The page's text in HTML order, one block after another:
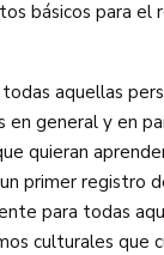
básicos para
aquellas
en general y en
quieran
primer registro
para todas
culturales que